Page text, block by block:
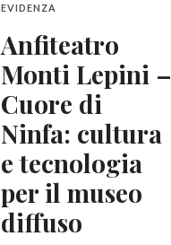
EVIDENZA
Anfiteatro
Monti Lepini –
Cuore di
Ninfa: cultura
e tecnologia
per il museo
diffuso